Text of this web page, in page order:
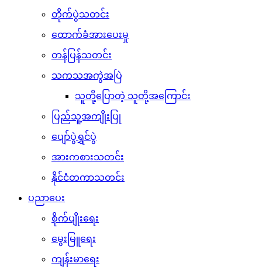
တိုက်ပွဲသတင်း
ထောက်ခံအားပေးမှု
တန်ပြန်သတင်း
သကသအကွဲအပြဲ
သူတို့ပြောတဲ့ သူတို့အကြောင်း
ပြည်သူ့အကျိုးပြု
ပျော်ပွဲရွှင်ပွဲ
အားကစားသတင်း
နိုင်ငံတကာသတင်း
ပညာပေး
စိုက်ပျိုးရေး
မွေးမြူရေး
ကျန်းမာရေး